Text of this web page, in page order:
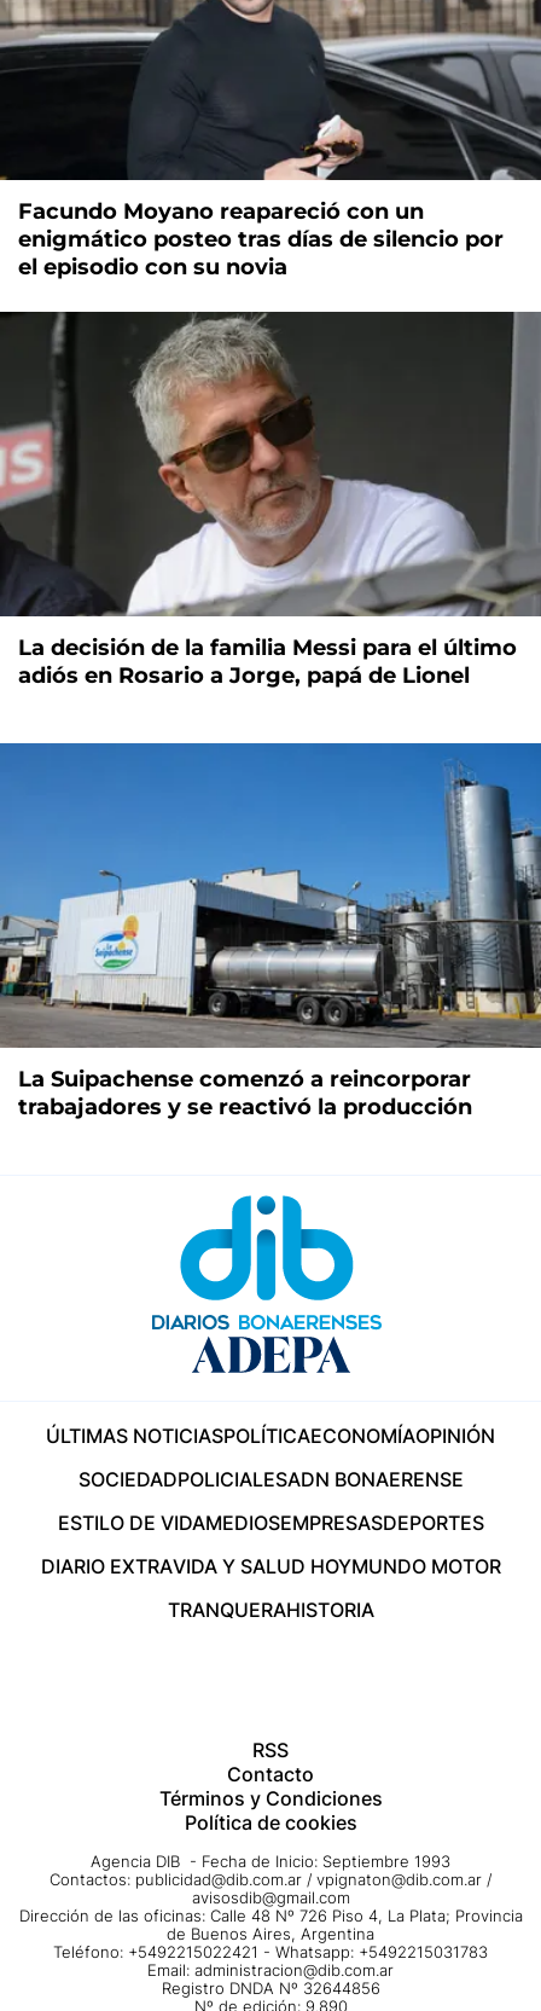
Facundo Moyano reapareció con un
enigmático posteo tras días de silencio por
el episodio con su novia
La decisión de la familia Messi para el último
adiós en Rosario a Jorge, papá de Lionel
La Suipachense comenzó a reincorporar
trabajadores y se reactivó la producción
ÚLTIMAS NOTICIASPOLÍTICAECONOMÍAOPINIÓN
SOCIEDADPOLICIALESADN BONAERENSE
ESTILO DE VIDAMEDIOSEMPRESASDEPORTES
DIARIO EXTRAVIDA Y SALUD HOYMUNDO MOTOR
TRANQUERAHISTORIA
RSS
Contacto
Términos y Condiciones
Política de cookies
Agencia DIB - Fecha de Inicio: Septiembre 1993
Contactos: publicidad@dib.com.ar / vpignaton@dib.com.ar /
avisosdib@gmail.com
Dirección de las oficinas: Calle 48 Nº 726 Piso 4, La Plata; Provincia
de Buenos Aires, Argentina
Teléfono: +5492215022421 - Whatsapp: +5492215031783
Email: administracion@dib.com.ar
Registro DNDA Nº 32644856
Nº de edición: 9.890